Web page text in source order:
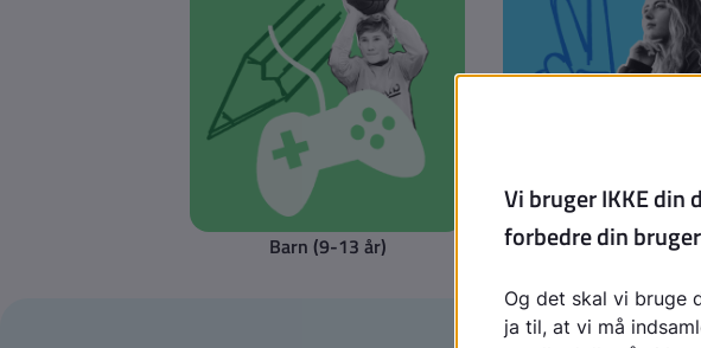
Barn (9-13 år) Ung (14-17 år)